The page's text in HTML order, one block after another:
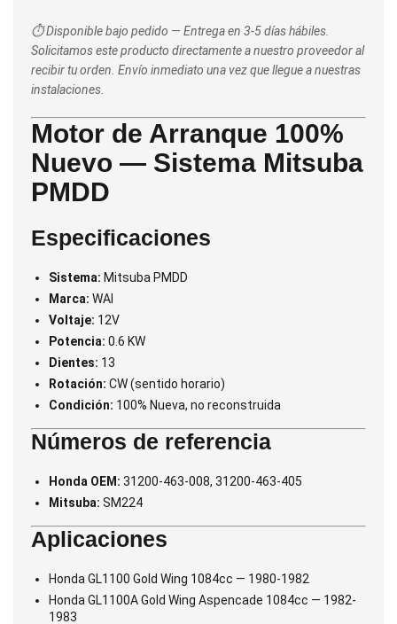
⏱️ Disponible bajo pedido — Entrega en 3-5 días hábiles.
Solicitamos este producto directamente a nuestro proveedor al
recibir tu orden. Envío inmediato una vez que llegue a nuestras
instalaciones.
Motor de Arranque 100%
Nuevo — Sistema Mitsuba
PMDD
Especificaciones
Sistema: Mitsuba PMDD
Marca: WAI
Voltaje: 12V
Potencia: 0.6 KW
Dientes: 13
Rotación: CW (sentido horario)
Condición: 100% Nueva, no reconstruida
Números de referencia
Honda OEM: 31200-463-008, 31200-463-405
Mitsuba: SM224
Aplicaciones
Honda GL1100 Gold Wing 1084cc — 1980-1982
Honda GL1100A Gold Wing Aspencade 1084cc — 1982-
1983